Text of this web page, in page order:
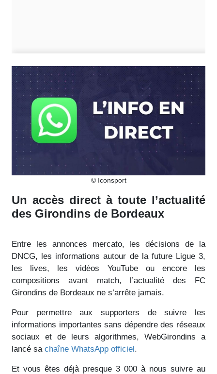
© Iconsport
Un accès direct à toute l’actualité
des Girondins de Bordeaux
Entre les annonces mercato, les décisions de la
DNCG, les informations autour de la future Ligue 3,
les lives, les vidéos YouTube ou encore les
compositions avant match, l’actualité des FC
Girondins de Bordeaux ne s’arrête jamais.
Pour permettre aux supporters de suivre les
informations importantes sans dépendre des réseaux
sociaux et de leurs algorithmes, WebGirondins a
lancé sa chaîne WhatsApp officiel.
Et vous êtes déjà presque 3 000 à nous suivre au